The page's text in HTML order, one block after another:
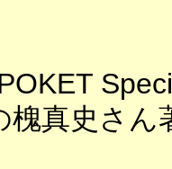
槐真史さ